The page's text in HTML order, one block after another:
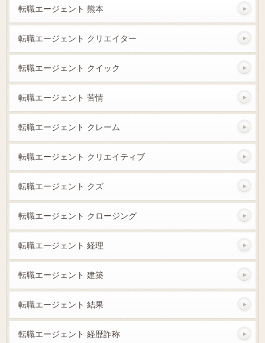
転職エージェント 熊本
転職エージェント クリエイター
転職エージェント クイック
転職エージェント 苦情
転職エージェント クレーム
転職エージェント クリエイティブ
転職エージェント クズ
転職エージェント クロージング
転職エージェント 経理
転職エージェント 建築
転職エージェント 結果
転職エージェント 経歴詐称